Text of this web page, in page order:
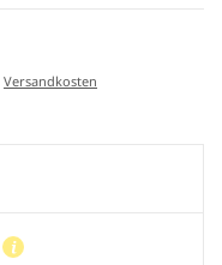
Versandkosten